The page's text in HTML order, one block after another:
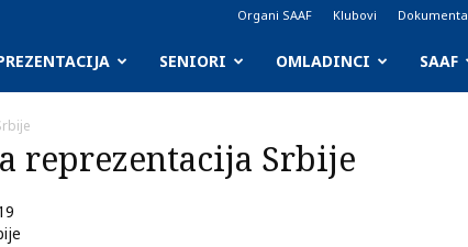
Organi SAAF Klubovi Dokumenta
SENIORI OMLADINCI SAAF
reprezentacija Srbije